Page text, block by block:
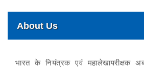
About Us
भारत के नियंत्रक एवं महालेखापरीक्षक